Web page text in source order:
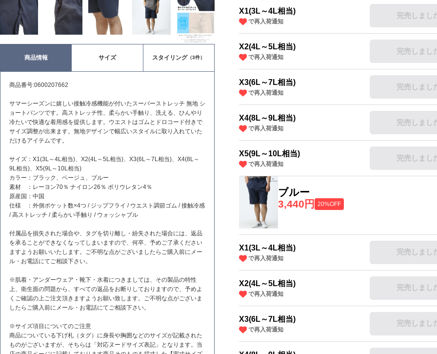
X1(3L～4L相当)
で再入荷通知
完売しまし
X2(4L～5L相当)
で再入荷通知
完売しまし
X3(6L～7L相当)
で再入荷通知
完売しまし
X4(8L～9L相当)
で再入荷通知
完売しまし
X5(9L～10L相当)
で再入荷通知
完売しまし
ブルー
3,440円
20%OFF
X1(3L～4L相当)
で再入荷通知
完売しまし
X2(4L～5L相当)
で再入荷通知
完売しまし
X3(6L～7L相当)
で再入荷通知
完売しまし
商品情報 サイズ スタイリング （3件）
商品番号:0600207662
サマーシーズンに嬉しい接触冷感機能が付いたスーパーストレッチ 無地 シ
ョートパンツです。高ストレッチ性、柔らかい手触り、洗える、ひんやり
冷たいで快適な着用感を提供します。ウエストはゴムとドロコード付きで
サイズ調整が出来ます。無地デザインで幅広いスタイルに取り入れていた
だけるアイテムです。
サイズ：X1(3L～4L相当)、X2(4L～5L相当)、X3(6L～7L相当)、X4(8L～
9L相当)、X5(9L～10L相当)
カラー：ブラック、ベージュ、ブルー
素材 ：レーヨン70％ ナイロン26％ ポリウレタン4％
原産国：中国
仕様 ：外側ポケット数×4つ / ジップフライ / ウエスト調節ゴム / 接触冷感
/ 高ストレッチ / 柔らかい手触り / ウォッシャブル
付属品を損失された場合や、タグを切り離し・紛失された場合には、返品
を承ることができなくなってしまいますので、何卒、予めご了承ください
ますようお願いいたします。ご不明な点がございましたらご購入前にメー
ル・お電話にてご相談下さい。
※肌着・アンダーウェア・靴下・水着につきましては、その製品の特性
上、衛生面の問題から、すべての返品をお断りしておりますので、予めよ
くご確認の上ご注文頂きますようお願い致します。ご不明な点がございま
したらご購入前にメール・お電話にてご相談下さい。
※サイズ項目についてのご注意
商品についている下げ札（タグ）に身長や胸囲などのサイズが記載された
ものがございますが、そちらは「対応ヌードサイズ表記」となります。当